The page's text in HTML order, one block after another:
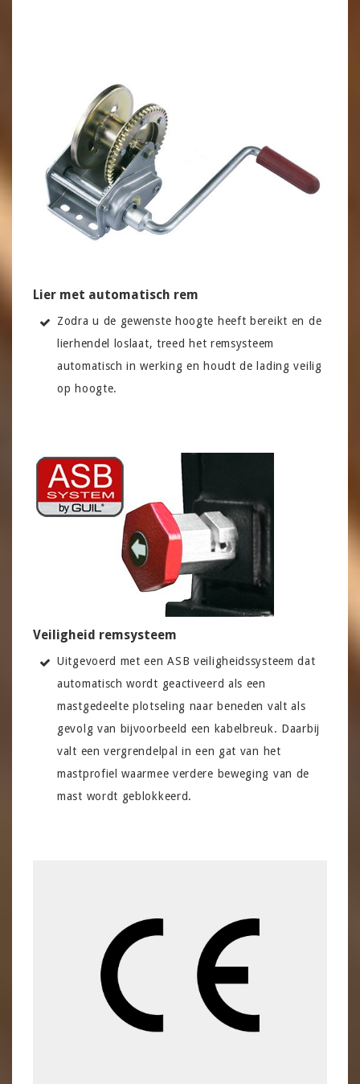
Lier met automatisch rem
Zodra u de gewenste hoogte heeft bereikt en de
lierhendel loslaat, treed het remsysteem
automatisch in werking en houdt de lading veilig
op hoogte.
Veiligheid remsysteem
Uitgevoerd met een ASB veiligheidssysteem dat
automatisch wordt geactiveerd als een
mastgedeelte plotseling naar beneden valt als
gevolg van bijvoorbeeld een kabelbreuk. Daarbij
valt een vergrendelpal in een gat van het
mastprofiel waarmee verdere beweging van de
mast wordt geblokkeerd.